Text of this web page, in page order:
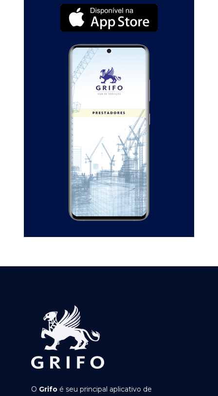
O Grifo é seu principal aplicativo de